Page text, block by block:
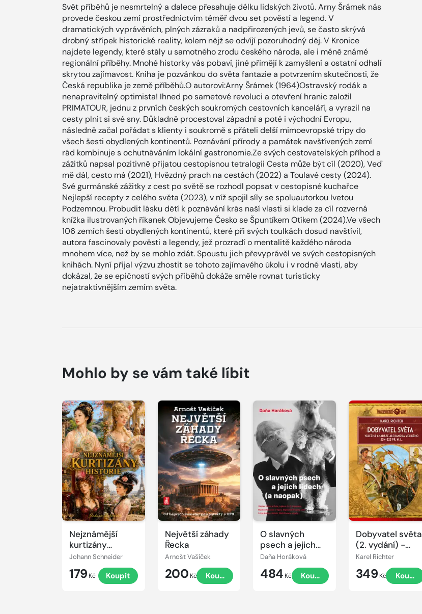
Svět příběhů je nesmrtelný a dalece přesahuje délku lidských životů. Arny Šrámek nás
provede českou zemí prostřednictvím téměř dvou set pověstí a legend. V
dramatických vyprávěních, plných zázraků a nadpřirozených jevů, se často skrývá
drobný střípek historické reality, kolem nějž se odvíjí pozoruhodný děj. V Kronice
najdete legendy, které stály u samotného zrodu českého národa, ale i méně známé
regionální příběhy. Mnohé historky vás pobaví, jiné přimějí k zamyšlení a ostatní odhalí
skrytou zajímavost. Kniha je pozvánkou do světa fantazie a potvrzením skutečnosti, že
Česká republika je země příběhů.O autorovi:Arny Šrámek (1964)Ostravský rodák a
nenapravitelný optimista! Ihned po sametové revoluci a otevření hranic založil
PRIMATOUR, jednu z prvních českých soukromých cestovních kanceláří, a vyrazil na
cesty plnit si své sny. Důkladně procestoval západní a poté i východní Evropu,
následně začal pořádat s klienty i soukromě s přáteli delší mimoevropské tripy do
všech šesti obydlených kontinentů. Poznávání přírody a památek navštívených zemí
rád kombinuje s ochutnáváním lokální gastronomie.Ze svých cestovatelských příhod a
zážitků napsal pozitivně přijatou cestopisnou tetralogii Cesta může být cíl (2020), Veď
mě dál, cesto má (2021), Hvězdný prach na cestách (2022) a Toulavé cesty (2024).
Své gurmánské zážitky z cest po světě se rozhodl popsat v cestopisné kuchařce
Nejlepší recepty z celého světa (2023), v níž spojil síly se spoluautorkou Ivetou
Podzemnou. Probudit lásku dětí k poznávání krás naší vlasti si klade za cíl rozverná
knížka ilustrovaných říkanek Objevujeme Česko se Špuntíkem Otíkem (2024).Ve všech
106 zemích šesti obydlených kontinentů, které při svých toulkách dosud navštívil,
autora fascinovaly pověsti a legendy, jež prozradí o mentalitě každého národa
mnohem více, než by se mohlo zdát. Spoustu jich převyprávěl ve svých cestopisných
knihách. Nyní přijal výzvu zhostit se tohoto zajímavého úkolu i v rodné vlasti, aby
dokázal, že se epičností svých příběhů dokáže směle rovnat turisticky
nejatraktivnějším zemím světa.
Mohlo by se vám také líbit
Nejznámější
kurtizány
historie
Johann Schneider
179 Kč Koupit
Největší záhady
Řecka
Arnošt Vašíček
200 Kč Koupit
O slavných
psech a jejich
lidech (a
Daňa Horáková
484 Kč Koupit
Dobyvatel světa
(2. vydání) -
Válečná anabáze
Alexandra
Velikého 334–
323 př. n. l.
Karel Richter
349 Kč Koupit